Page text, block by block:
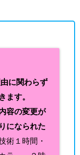
に関わらず
ます。
容の変更が
になられた
術１時間・